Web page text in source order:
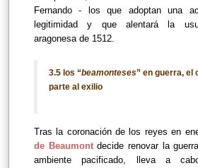
Fernando - los que adoptan una
legitimidad y que alentará la
aragonesa de 1512.
3.5 los “beamonteses” en guerra, el
parte al exilio
Tras la coronación de los reyes en
de Beaumont decide renovar la
ambiente pacificado, lleva a